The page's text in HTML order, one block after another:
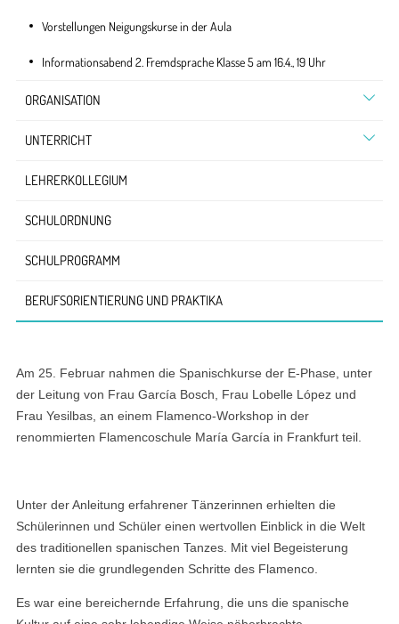
Vorstellungen Neigungskurse in der Aula
Informationsabend 2. Fremdsprache Klasse 5 am 16.4., 19 Uhr
ORGANISATION
UNTERRICHT
LEHRERKOLLEGIUM
SCHULORDNUNG
SCHULPROGRAMM
BERUFSORIENTIERUNG UND PRAKTIKA
Am 25. Februar nahmen die Spanischkurse der E-Phase, unter
der Leitung von Frau García Bosch, Frau Lobelle López und
Frau Yesilbas, an einem Flamenco-Workshop in der
renommierten Flamencoschule María García in Frankfurt teil.
Unter der Anleitung erfahrener Tänzerinnen erhielten die
Schülerinnen und Schüler einen wertvollen Einblick in die Welt
des traditionellen spanischen Tanzes. Mit viel Begeisterung
lernten sie die grundlegenden Schritte des Flamenco.
Es war eine bereichernde Erfahrung, die uns die spanische